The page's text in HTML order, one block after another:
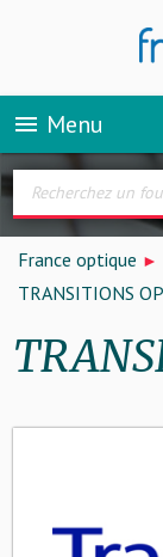
menu Menu
France optique
TRANSITIONS